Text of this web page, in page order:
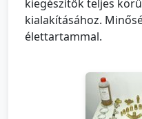
kiegészítők teljes
kialakításához.
élettartammal.